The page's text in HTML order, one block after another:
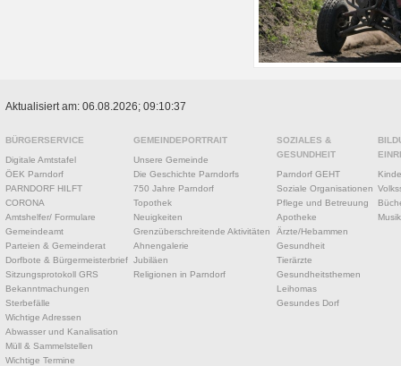
Aktualisiert am: 06.08.2026; 09:10:37
BÜRGERSERVICE
Digitale Amtstafel
ÖEK Parndorf
PARNDORF HILFT
CORONA
Amtshelfer/ Formulare
Gemeindeamt
Parteien & Gemeinderat
Dorfbote & Bürgermeisterbrief
Sitzungsprotokoll GRS
Bekanntmachungen
Sterbefälle
Wichtige Adressen
Abwasser und Kanalisation
Müll & Sammelstellen
Wichtige Termine
GEMEINDEPORTRAIT
Unsere Gemeinde
Die Geschichte Parndorfs
750 Jahre Parndorf
Topothek
Neuigkeiten
Grenzüberschreitende Aktivitäten
Ahnengalerie
Jubiläen
Religionen in Parndorf
SOZIALES &
GESUNDHEIT
Parndorf GEHT
Soziale Organisationen
Pflege und Betreuung
Apotheke
Ärzte/Hebammen
Gesundheit
Tierärzte
Gesundheitsthemen
Leihomas
Gesundes Dorf